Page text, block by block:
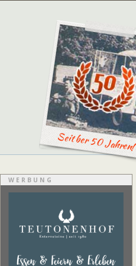
Seit ber 50 Jahren!
WERBUNG